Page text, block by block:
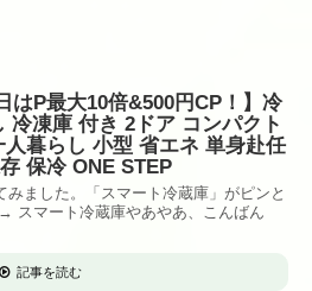
はP最大10倍&500円CP！】冷
冷凍庫 付き 2ドア コンパクト
人暮らし 小型 省エネ 単身赴任
保冷 ONE STEP
ました。「スマート冷蔵庫」がピンと
スマート冷蔵庫やあやあ、こんばん
記事を読む